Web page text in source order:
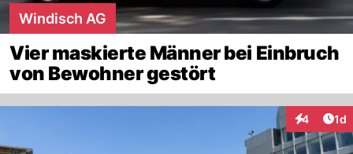
Windisch AG
Vier maskierte Männer bei Einbruch
von Bewohner gestört
4 1d